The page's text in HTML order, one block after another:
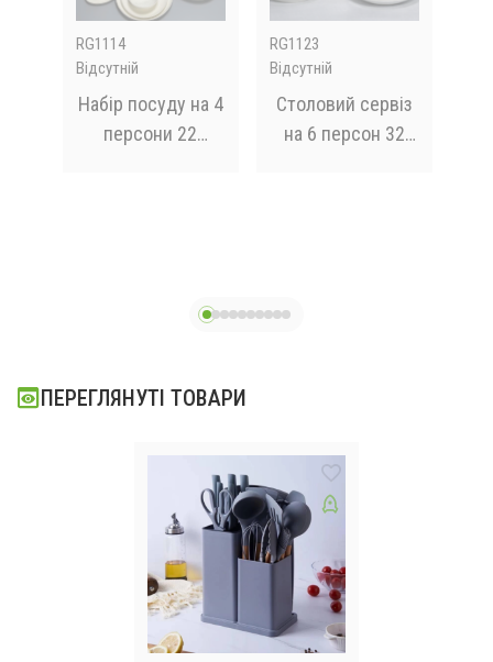
RG1114
Відсутній
Набір посуду на 4
персони 22
RG1123
Відсутній
Столовий сервіз
на 6 персон 32
ПЕРЕГЛЯНУТІ ТОВАРИ